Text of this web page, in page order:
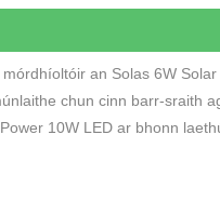
an Solas 6W
chun cinn barr-sraith
10W LED ar bhonn